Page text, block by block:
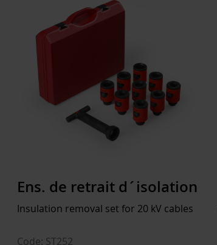
Ens. de retrait d´isolation
Insulation removal set for 20 kV cables
Code: ST252